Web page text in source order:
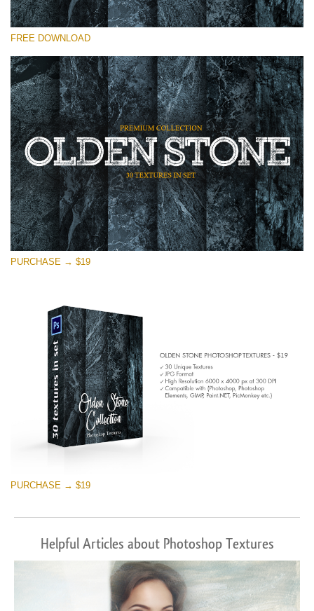
Please select
Small 800*533px
Olden Stone
(30 Textures)
Large 6000*4000px
Entire Collection
(1783 Overlays)
Large 6000*4000px
Free download
FREE DOWNLOAD
PURCHASE → $19
PURCHASE → $19
Helpful Articles about Photoshop Textures